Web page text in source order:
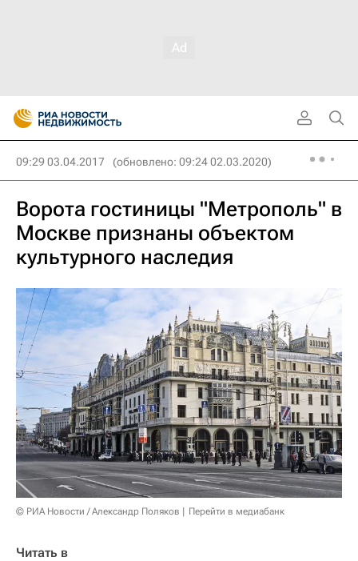
09:29 03.04.2017 (обновлено: 09:24 02.03.2020)
Ворота гостиницы "Метрополь" в
Москве признаны объектом
культурного наследия
© РИА Новости / Александр Поляков Перейти в медиабанк
Читать в